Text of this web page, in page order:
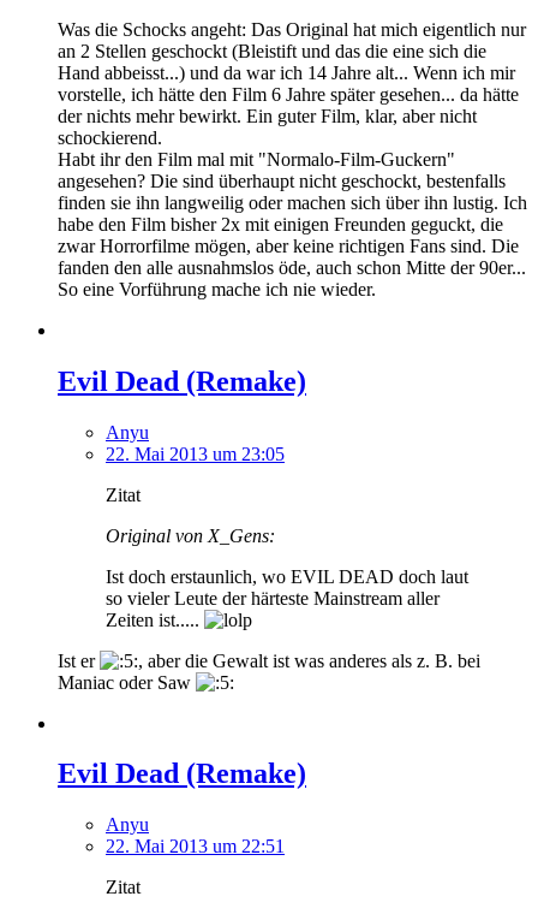
Was die Schocks angeht: Das Original hat mich eigentlich nur
an 2 Stellen geschockt (Bleistift und das die eine sich die
Hand abbeisst...) und da war ich 14 Jahre alt... Wenn ich mir
vorstelle, ich hätte den Film 6 Jahre später gesehen... da hätte
der nichts mehr bewirkt. Ein guter Film, klar, aber nicht
schockierend.
Habt ihr den Film mal mit "Normalo-Film-Guckern"
angesehen? Die sind überhaupt nicht geschockt, bestenfalls
finden sie ihn langweilig oder machen sich über ihn lustig. Ich
habe den Film bisher 2x mit einigen Freunden geguckt, die
zwar Horrorfilme mögen, aber keine richtigen Fans sind. Die
fanden den alle ausnahmslos öde, auch schon Mitte der 90er...
So eine Vorführung mache ich nie wieder.
Evil Dead (Remake)
Anyu
22. Mai 2013 um 23:05
Zitat
Original von X_Gens:
Ist doch erstaunlich, wo EVIL DEAD doch laut
so vieler Leute der härteste Mainstream aller
Zeiten ist.....
Ist er
, aber die Gewalt ist was anderes als z. B. bei
Maniac oder Saw
Evil Dead (Remake)
Anyu
22. Mai 2013 um 22:51
Zitat